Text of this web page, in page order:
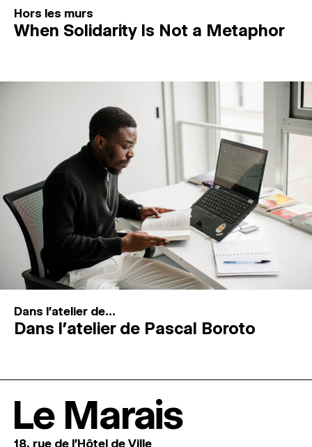
Hors les murs
When Solidarity Is Not a Metaphor
Dans l'atelier de...
Dans l’atelier de Pascal Boroto
Le Marais
18, rue de l'Hôtel de Ville